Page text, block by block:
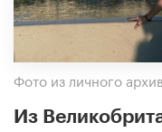
Фото из личного
Из